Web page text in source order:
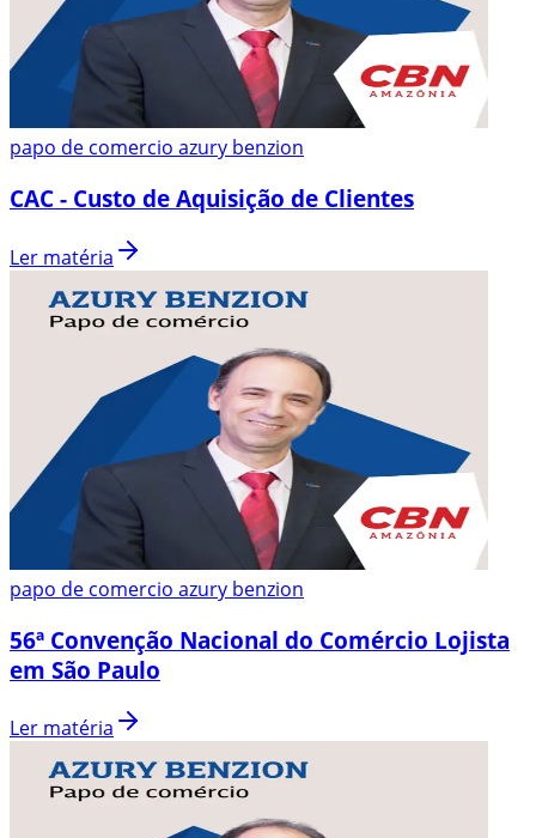
papo de comercio azury benzion
CAC - Custo de Aquisição de Clientes
Ler matéria
papo de comercio azury benzion
56ª Convenção Nacional do Comércio Lojista
em São Paulo
Ler matéria